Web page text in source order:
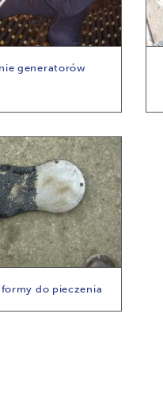
generatorów
do pieczenia